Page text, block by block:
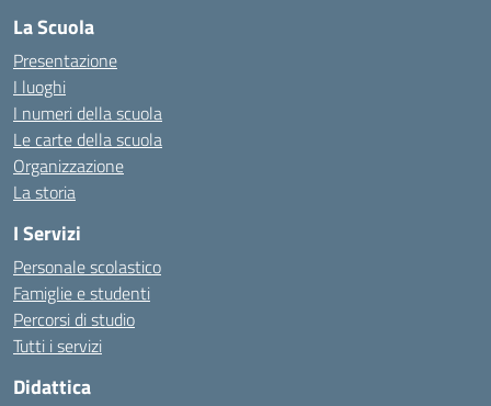
La Scuola
Presentazione
I luoghi
I numeri della scuola
Le carte della scuola
Organizzazione
La storia
I Servizi
Personale scolastico
Famiglie e studenti
Percorsi di studio
Tutti i servizi
Didattica